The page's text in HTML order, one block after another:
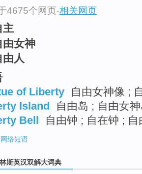
4675个网页-相关网页
主
由女神
由人
of Liberty
自由女神像 ;
Island
自由岛 ; 自由女
Bell
自由钟 ; 自在钟 ;
网络短语
斯英汉双解大词典